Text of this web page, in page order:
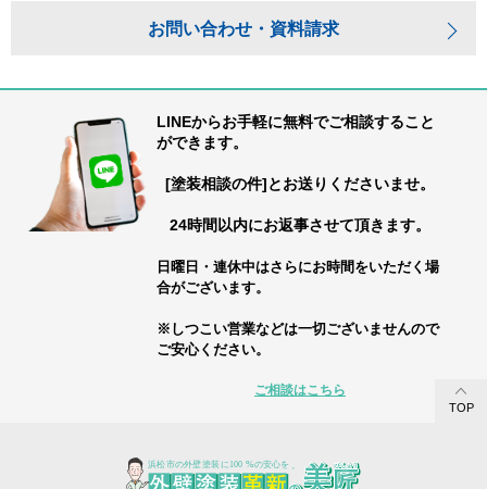
お問い合わせ・資料請求
LINEからお手軽に無料でご相談すること
ができます。
[塗装相談の件]とお送りくださいませ。
24時間以内にお返事させて頂きます。
日曜日・連休中はさらにお時間をいただく場
合がございます。
※しつこい営業などは一切ございませんので
ご安心ください。
ご相談はこちら
TOP